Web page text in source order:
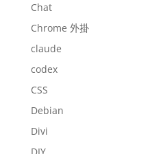
Chat
Chrome 外掛
claude
codex
CSS
Debian
Divi